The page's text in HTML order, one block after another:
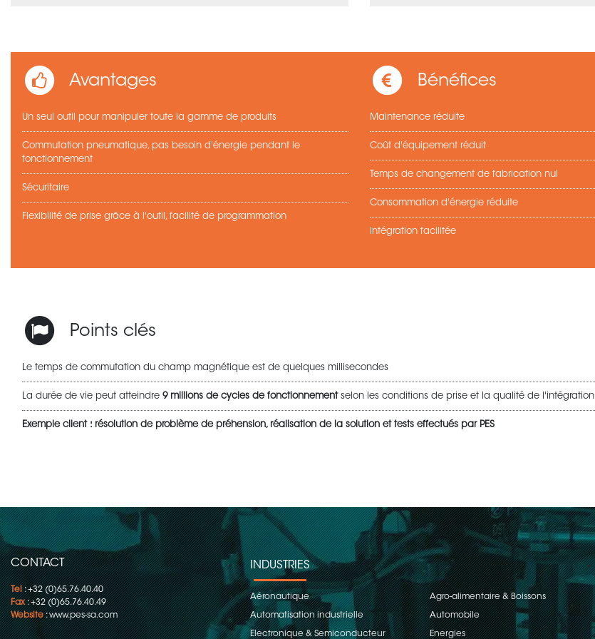
Avantages
Un seul outil pour manipuler toute la gamme de produits
Commutation pneumatique, pas besoin d'énergie pendant le
fonctionnement
Sécuritaire
Flexibilité de prise grâce à l'outil, facilité de programmation
Bénéfices
Maintenance réduite
Coût d'équipement réduit
Temps de changement de fabrication nul
Consommation d'énergie réduite
Intégration facilitée
Points clés
Le temps de commutation du champ magnétique est de quelques millisecondes
La durée de vie peut atteindre 9 millions de cycles de fonctionnementselon les conditions de prise et la qualité de l'intégration
Exemple client : résolution de problème de préhension, réalisation de la solution et tests effectués par PES
CONTACT
Tel: +32 (0)65.76.40.40
Fax: +32 (0)65.76.40.49
Website:www.pes-sa.com
INDUSTRIES
Aéronautique Agro-alimentaire & Boissons
Automatisation industrielle Automobile
Electronique & Semiconducteur Energies